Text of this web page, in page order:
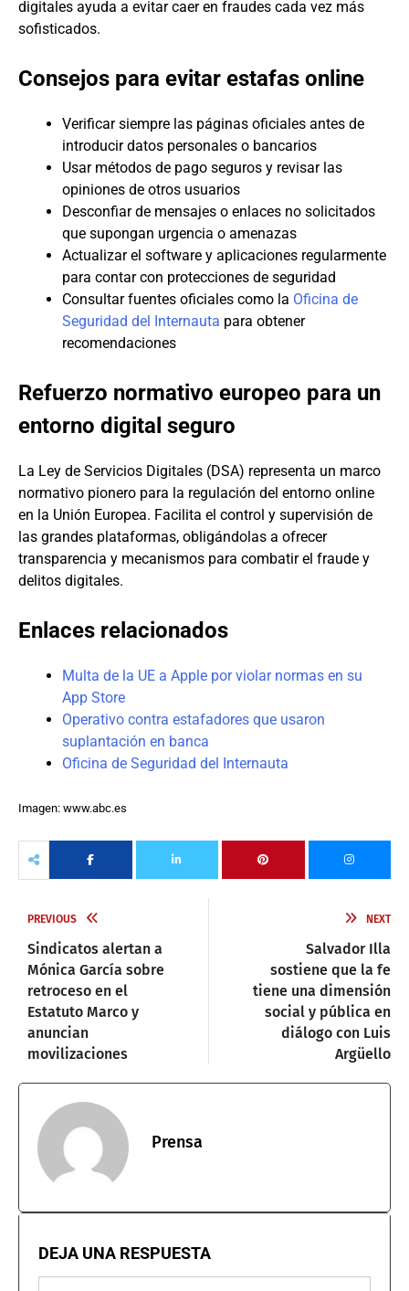
digitales ayuda a evitar caer en fraudes cada vez más
sofisticados.
Consejos para evitar estafas online
Verificar siempre las páginas oficiales antes de
introducir datos personales o bancarios
Usar métodos de pago seguros y revisar las
opiniones de otros usuarios
Desconfiar de mensajes o enlaces no solicitados
que supongan urgencia o amenazas
Actualizar el software y aplicaciones regularmente
para contar con protecciones de seguridad
Consultar fuentes oficiales como la Oficina de
Seguridad del Internauta para obtener
recomendaciones
Refuerzo normativo europeo para un
entorno digital seguro
La Ley de Servicios Digitales (DSA) representa un marco
normativo pionero para la regulación del entorno online
en la Unión Europea. Facilita el control y supervisión de
las grandes plataformas, obligándolas a ofrecer
transparencia y mecanismos para combatir el fraude y
delitos digitales.
Enlaces relacionados
Multa de la UE a Apple por violar normas en su
App Store
Operativo contra estafadores que usaron
suplantación en banca
Oficina de Seguridad del Internauta
Imagen: www.abc.es
PREVIOUS
Sindicatos alertan a
Mónica García sobre
retroceso en el
Estatuto Marco y
anuncian
movilizaciones
NEXT
Salvador Illa
sostiene que la fe
tiene una dimensión
social y pública en
diálogo con Luis
Argüello
Prensa
DEJA UNA RESPUESTA